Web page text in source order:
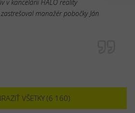
v kancelárii HALO reality
manažér pobočky Ján
VŠETKY (6 160)